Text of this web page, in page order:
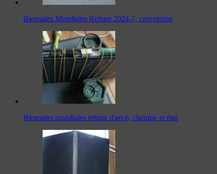
Biennales Mondiales Reliure 2024-7, conception
Biennales mondiales reliure d'art-6, chemise et étui